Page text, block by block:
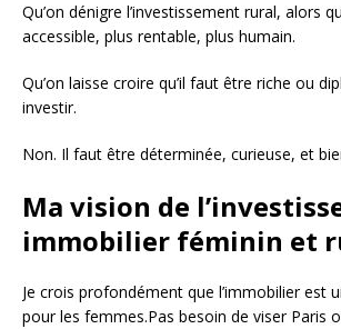
Qu’on dénigre l’investissement rural, alors
accessible, plus rentable, plus humain.
Qu’on laisse croire qu’il faut être riche ou
investir.
Non. Il faut être déterminée, curieuse, et
Ma vision de
immobilier féminin et
Je crois profondément que l’immobilier est
pour les femmes.Pas besoin de viser Paris